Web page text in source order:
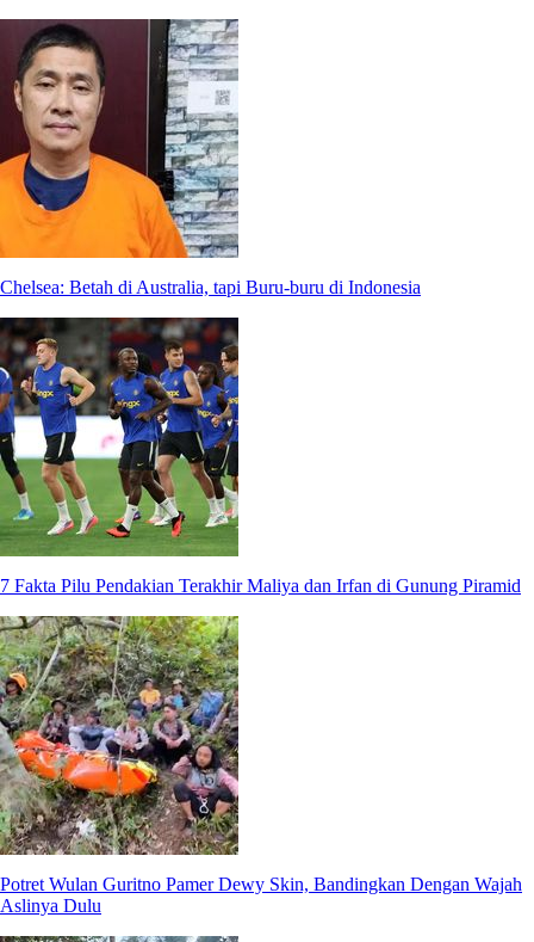
Chelsea: Betah di Australia, tapi Buru-buru di Indonesia
7 Fakta Pilu Pendakian Terakhir Maliya dan Irfan di Gunung Piramid
Potret Wulan Guritno Pamer Dewy Skin, Bandingkan Dengan Wajah
Aslinya Dulu